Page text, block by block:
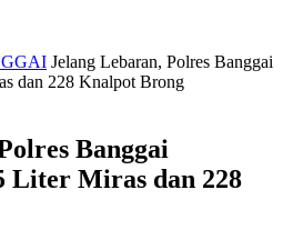
Jelang Lebaran, Polres Banggai
dan 228 Knalpot Brong
Banggai
Liter Miras dan 228